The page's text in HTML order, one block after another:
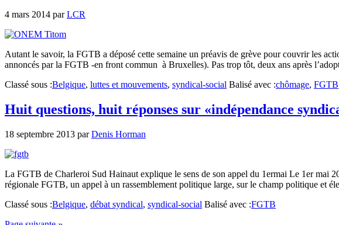
4 mars 2014 parLCR
Autant le savoir, la FGTB a déposé cette semaine un préavis de grève pour couvrir les
annoncés par la FGTB -en front commun à Bruxelles). Pas trop tôt, deux ans après
Classé sous :Belgique, luttes et mouvements, syndical-social Balisé avec :chômage, FGTB
Huit questions, huit réponses sur «indépendance
18 septembre 2013 parDenis Horman
La FGTB de Charleroi Sud Hainaut explique le sens de son appel du 1ermai Le 1er mai
régionale FGTB, un appel à un rassemblement politique large, sur le champ politique et
Classé sous :Belgique, débat syndical, syndical-social Balisé avec :FGTB